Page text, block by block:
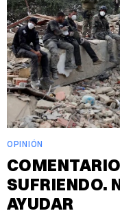
OPINIÓN
SUFRIENDO.
AYUDAR